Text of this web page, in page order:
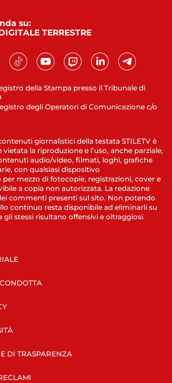
della Stampa presso il Tribunale di
degli Operatori di Comunicazione c/o
su:
TERRESTRE
giornalistici della testata STILETV è
la riproduzione e l’uso, anche parziale,
audio/video, filmati, loghi, grafiche
con qualsiasi dispositivo
mezzo di fotocopie, registrazioni, cover e
a copia non autorizzata. La redazione
commenti presenti sul sito. Non potendo
continuo resta disponibile ad eliminarli su
gli stessi risultano offensivi e oltraggiosi.
DI TRASPARENZA